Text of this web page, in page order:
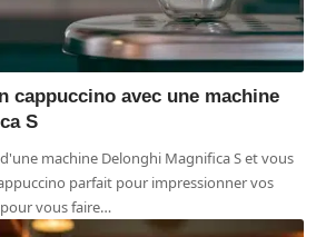
cappuccino avec une machine
S
machine Delonghi Magnifica S et vous
parfait pour impressionner vos
vous faire…